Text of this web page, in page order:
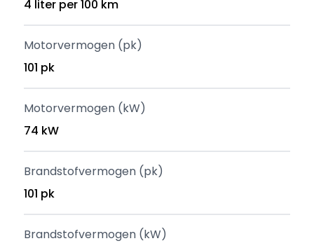
4 liter per 100 km
Motorvermogen (pk)
101 pk
Motorvermogen (kW)
74 kW
Brandstofvermogen (pk)
101 pk
Brandstofvermogen (kW)